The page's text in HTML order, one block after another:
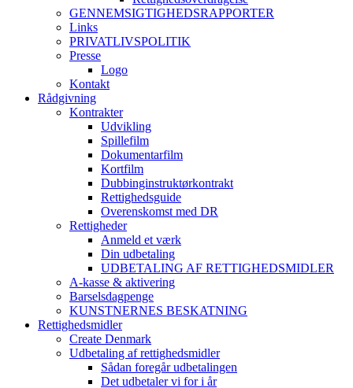
GENNEMSIGTIGHEDSRAPPORTER
Links
PRIVATLIVSPOLITIK
Presse
Logo
Kontakt
Rådgivning
Kontrakter
Udvikling
Spillefilm
Dokumentarfilm
Kortfilm
Dubbinginstruktørkontrakt
Rettighedsguide
Overenskomst med DR
Rettigheder
Anmeld et værk
Din udbetaling
UDBETALING AF RETTIGHEDSMIDLER
A-kasse & aktivering
Barselsdagpenge
KUNSTNERNES BESKATNING
Rettighedsmidler
Create Denmark
Udbetaling af rettighedsmidler
Sådan foregår udbetalingen
Det udbetaler vi for i år